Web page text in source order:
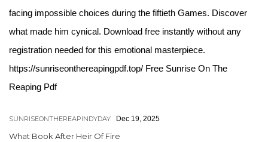
facing impossible choices during the fiftieth Games. Discover
what made him cynical. Download free instantly without any
registration needed for this emotional masterpiece.
https://sunriseonthereapingpdf.top/ Free Sunrise On The
Reaping Pdf
SUNRISEONTHEREAPINDYDAY Dec 19, 2025
What Book After Heir Of Fire